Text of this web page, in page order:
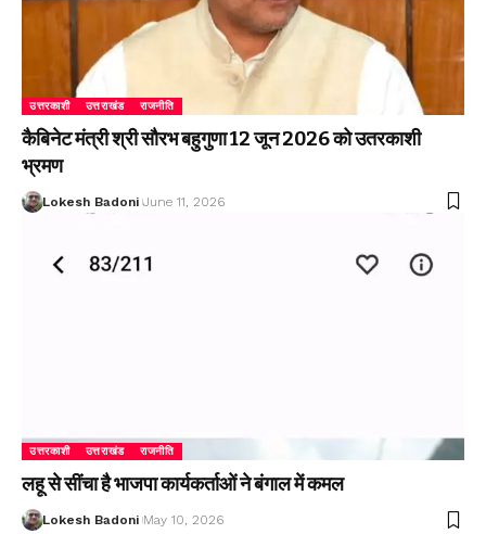
उत्तरकाशी उत्तराखंड राजनीति
कैबिनेट मंत्री श्री सौरभ बहुगुणा 12 जून 2026 को उतरकाशी
भ्रमण
Lokesh Badoni June 11, 2026
उत्तरकाशी उत्तराखंड राजनीति
लहू से सींचा है भाजपा कार्यकर्ताओं ने बंगाल में कमल
Lokesh Badoni May 10, 2026